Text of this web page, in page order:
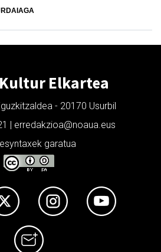
Elkartea
- 20170 Usurbil
| erredakzioa@noaua.eus
garatua